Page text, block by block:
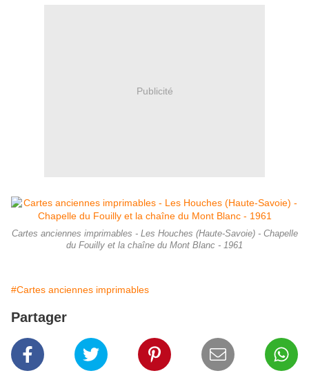
Publicité
Cartes anciennes imprimables - Les Houches (Haute-Savoie) - Chapelle
du Fouilly et la chaîne du Mont Blanc - 1961
#Cartes anciennes imprimables
Partager